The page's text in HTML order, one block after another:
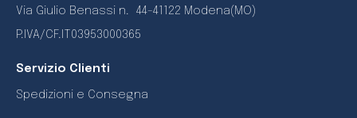
Via Giulio Benassi n.
44-41122 Modena(MO)
P.IVA/CF.IT03953000365
Servizio Clienti
Spedizioni e Consegna